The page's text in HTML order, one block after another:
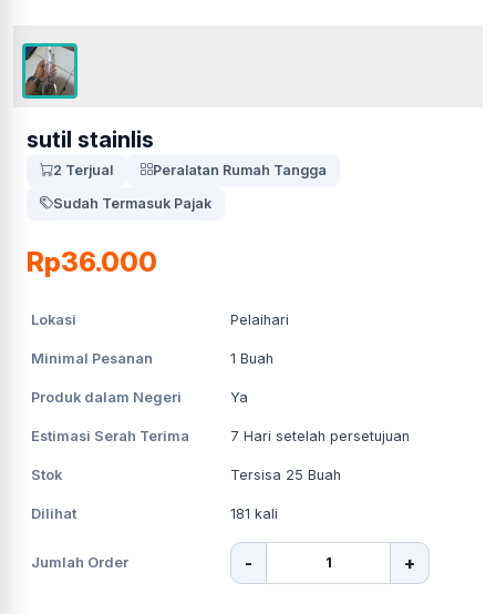
sutil stainlis
2 Terjual
Peralatan Rumah Tangga
Sudah Termasuk Pajak
Rp36.000
Lokasi Pelaihari
Minimal Pesanan 1 Buah
Produk dalam Negeri Ya
Estimasi Serah Terima 7 Hari setelah persetujuan
Stok Tersisa 25 Buah
Dilihat 181 kali
Jumlah Order - +